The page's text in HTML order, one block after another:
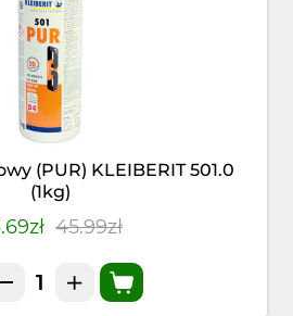
(PUR) KLEIBERIT 501.0
(1kg)
45.99zł